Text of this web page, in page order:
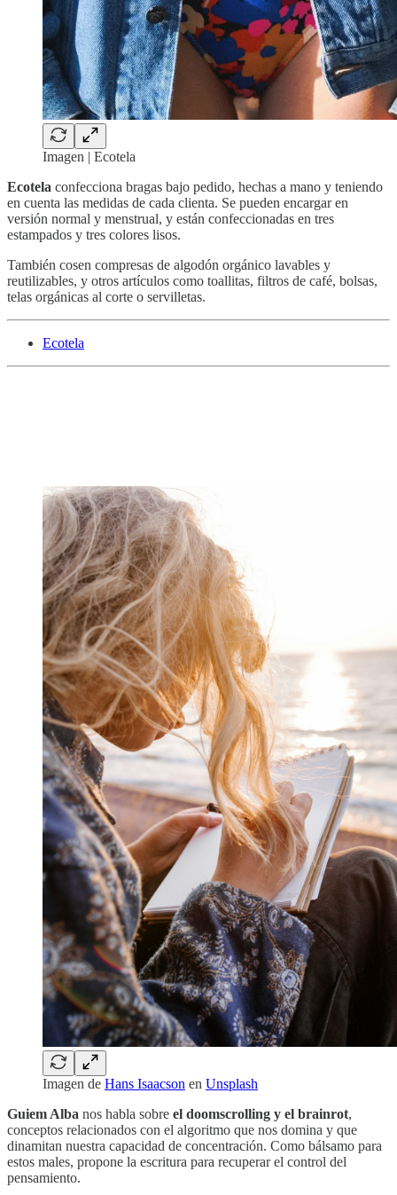
Imagen | Ecotela
Ecotela confecciona bragas bajo pedido, hechas a mano y teniendo
en cuenta las medidas de cada clienta. Se pueden encargar en
versión normal y menstrual, y están confeccionadas en tres
estampados y tres colores lisos.
También cosen compresas de algodón orgánico lavables y
reutilizables, y otros artículos como toallitas, filtros de café, bolsas,
telas orgánicas al corte o servilletas.
Ecotela
Imagen de Hans Isaacson en Unsplash
Guiem Alba nos habla sobre el doomscrolling y el brainrot,
conceptos relacionados con el algoritmo que nos domina y que
dinamitan nuestra capacidad de concentración. Como bálsamo para
estos males, propone la escritura para recuperar el control del
pensamiento.